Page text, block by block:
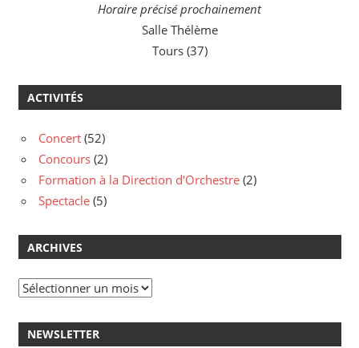
Horaire précisé prochainement
Salle Thélème
Tours (37)
ACTIVITÉS
Concert (52)
Concours (2)
Formation à la Direction d'Orchestre (2)
Spectacle (5)
ARCHIVES
Archives
NEWSLETTER